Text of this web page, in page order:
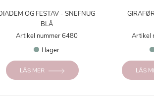
DIADEM OG FESTAV - SNEFNUG
BLÅ
Artikel nummer 6480
I lager
LÄS MER
Artikel
LÄS